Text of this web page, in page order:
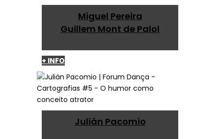
Miguel Pereira
Guillem Mont de Palol
+ INFO
Julián Pacomio